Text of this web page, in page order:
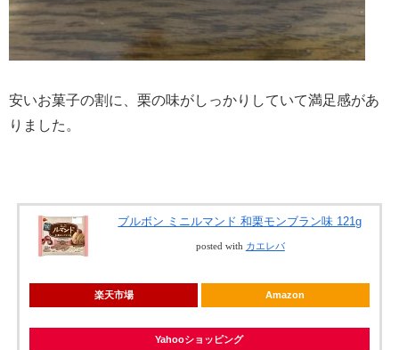
安いお菓子の割に、栗の味がしっかりしていて満足感があ
りました。
ブルボン ミニルマンド 和栗モンブラン味 121g
posted with カエレバ
楽天市場 Amazon
Yahooショッピング